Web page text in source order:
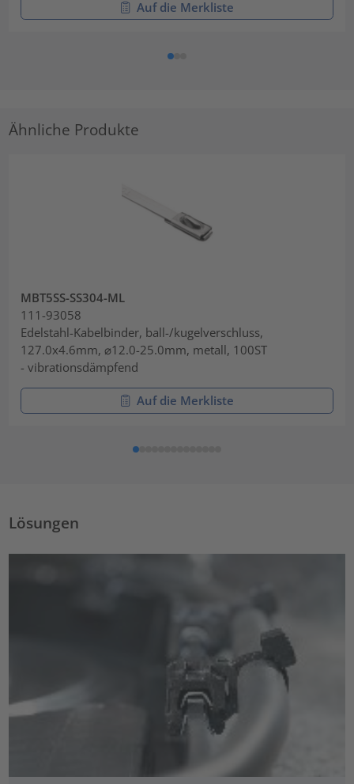
Auf die Merkliste
Ähnliche Produkte
MBT5SS-SS304-ML
111-93058
Edelstahl-Kabelbinder, ball-/kugelverschluss,
127.0x4.6mm, ⌀12.0-25.0mm, metall, 100ST
- vibrationsdämpfend
Auf die Merkliste
Lösungen